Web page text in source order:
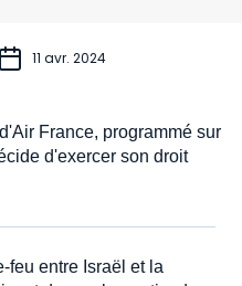
11 avr. 2024
France, programmé sur
d'exercer son droit
feu entre Israël et la